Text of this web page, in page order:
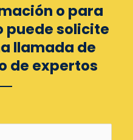
o para
puedesolicite
llamada de
de expertos